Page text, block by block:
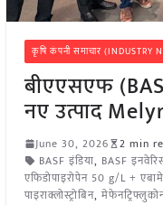
कृषि कंपनी समाचार (INDUSTRY
बीएएसएफ
नए उत्पाद
June 30, 2026
2 min
BASF इंडिया, BASF
एफिडोपाइरोपेन 50 g/L +
पाइराक्लोस्ट्रोबिन,